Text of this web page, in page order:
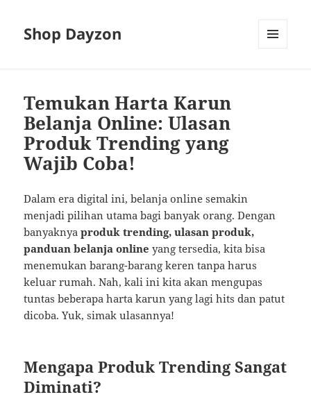
Shop Dayzon
Temukan Harta Karun
Belanja Online: Ulasan
Produk Trending yang
Wajib Coba!
Dalam era digital ini, belanja online semakin
menjadi pilihan utama bagi banyak orang. Dengan
banyaknyaproduk trending, ulasan produk,
panduan belanja online yang tersedia, kita bisa
menemukan barang-barang keren tanpa harus
keluar rumah. Nah, kali ini kita akan mengupas
tuntas beberapa harta karun yang lagi hits dan patut
dicoba. Yuk, simak ulasannya!
Mengapa Produk Trending Sangat
Diminati?